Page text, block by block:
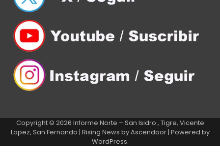
Copyright © 2026 Informe Norte – San Isidro , Tigre, Vicente
Lopez, San Fernando | Rising News byAscendoor| Powered by
WordPress.